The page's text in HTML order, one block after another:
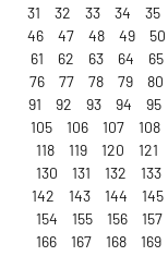
31
32 33 34 35
46
47 48 49 50
61
62 63 64 65
76
77 78 79 80
91
92 93 94 95
105
106 107 108
118
119 120 121
130
131 132 133
142
143 144 145
154
155 156 157
166
167 168 169